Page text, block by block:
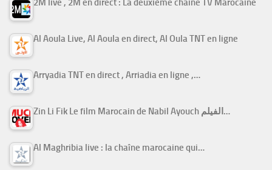
2M live , 2M en direct : La deuxième chaine TV Marocaine
Al Aoula Live, Al Aoula en direct, Al Oula TNT en ligne
Arryadia TNT en direct , Arriadia en ligne ,…
Zin Li Fik Le film Marocain de Nabil Ayouch الفيلم…
Al Maghribia live : la chaîne marocaine qui…